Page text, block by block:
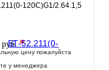
120С)G1/2.64.1,5
руб.*
цену пожалуйста
у менеджера